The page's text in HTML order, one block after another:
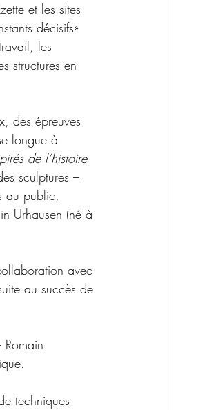
et les sites
décisifs»
les
structures en
des épreuves
longue à
de l’histoire
sculptures –
au public,
Urhausen (né à
avec
au succès de
techniques